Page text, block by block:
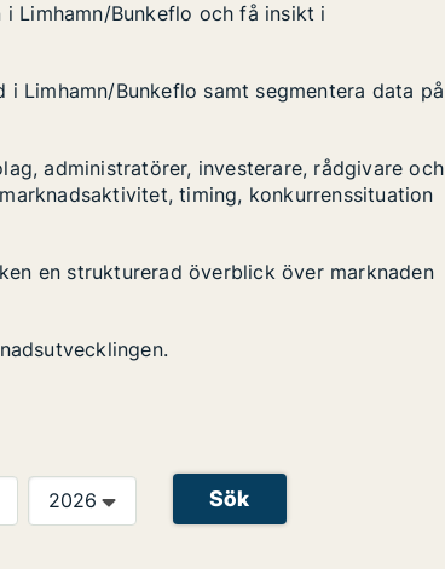
Limhamn/Bunkeflo och få insikt i
Limhamn/Bunkeflo samt segmentera data på
administratörer, investerare, rådgivare och
timing, konkurrenssituation
en strukturerad överblick över marknaden
Sök